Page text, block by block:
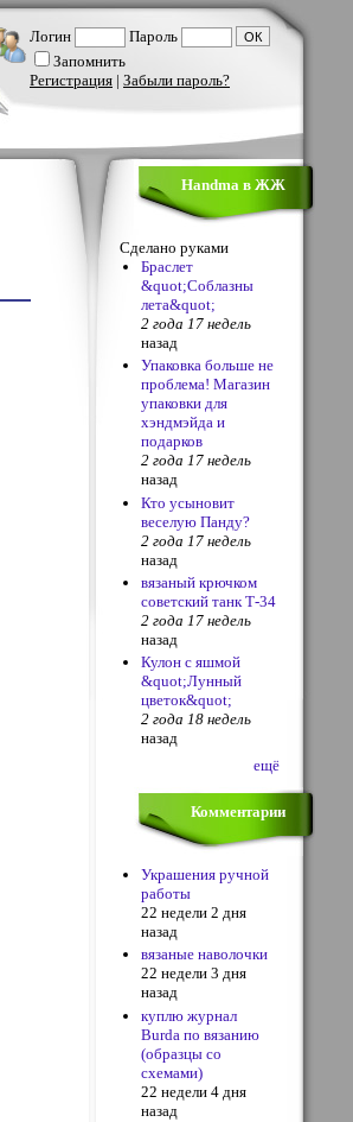
Логин
Пароль
Запомнить
Регистрация | Забыли пароль?
Handma в ЖЖ
Сделано руками
Браслет
&quot;Соблазны
лета&quot;
2 года 17 недель
назад
Упаковка больше не
проблема! Магазин
упаковки для
хэндмэйда и
подарков
2 года 17 недель
назад
Кто усыновит
веселую Панду?
2 года 17 недель
назад
вязаный крючком
советский танк Т-34
2 года 17 недель
назад
Кулон с яшмой
&quot;Лунный
цветок&quot;
2 года 18 недель
назад
ещё
Комментарии
Украшения ручной
работы
22 недели 2 дня
назад
вязаные наволочки
22 недели 3 дня
назад
куплю журнал
Burda по вязанию
(образцы со
схемами)
22 недели 4 дня
назад